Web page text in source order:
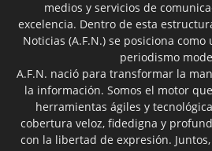
medios y servicios de
excelencia. Dentro de esta
Noticias (A.F.N.) se posiciona
periodismo
A.F.N. nació para transformar la
la información. Somos el motor
herramientas ágiles y
cobertura veloz, fidedigna y
con la libertad de expresión.